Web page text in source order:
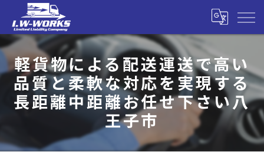
軽貨物による配送運送で高い
品質と柔軟な対応を実現する
長距離中距離お任せ下さい八
王子市